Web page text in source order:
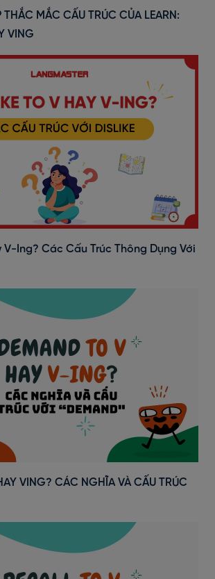
MẮC CẤU TRÚC CỦA LEARN:
VING
V-Ing? Các Cấu Trúc Thông Dụng Với
VING? CÁC NGHĨA VÀ CẤU TRÚC